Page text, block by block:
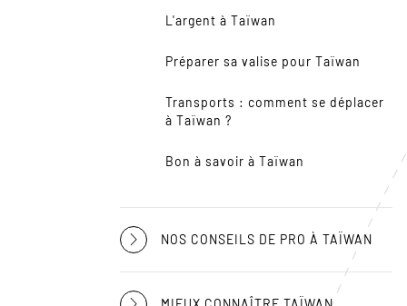
L'argent à Taïwan
Préparer sa valise pour Taïwan
Transports : comment se déplacer
à Taïwan ?
Bon à savoir à Taïwan
NOS CONSEILS DE PRO À TAÏWAN